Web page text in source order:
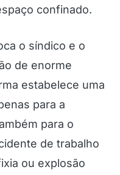
confinado.
o síndico e o
de enorme
estabelece uma
para a
para o
de trabalho
ou explosão